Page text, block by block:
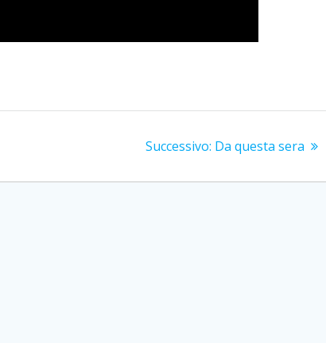
Successivo: Articolo
Da questa sera